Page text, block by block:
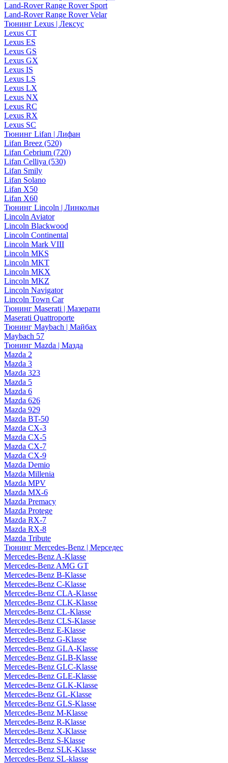
Land-Rover Range Rover Sport
Land-Rover Range Rover Velar
Тюнинг Lexus | Лексус
Lexus CT
Lexus ES
Lexus GS
Lexus GX
Lexus IS
Lexus LS
Lexus LX
Lexus NX
Lexus RC
Lexus RX
Lexus SC
Тюнинг Lifan | Лифан
Lifan Breez (520)
Lifan Cebrium (720)
Lifan Celliya (530)
Lifan Smily
Lifan Solano
Lifan X50
Lifan X60
Тюнинг Lincoln | Линкольн
Lincoln Aviator
Lincoln Blackwood
Lincoln Continental
Lincoln Mark VIII
Lincoln MKS
Lincoln MKT
Lincoln MKX
Lincoln MKZ
Lincoln Navigator
Lincoln Town Car
Тюнинг Maserati | Мазерати
Maserati Quattroporte
Тюнинг Maybach | Майбах
Maybach 57
Тюнинг Mazda | Мазда
Mazda 2
Mazda 3
Mazda 323
Mazda 5
Mazda 6
Mazda 626
Mazda 929
Mazda BT-50
Mazda CX-3
Mazda CX-5
Mazda CX-7
Mazda CX-9
Mazda Demio
Mazda Millenia
Mazda MPV
Mazda MX-6
Mazda Premacy
Mazda Protege
Mazda RX-7
Mazda RX-8
Mazda Tribute
Тюнинг Mercedes-Benz | Мерседес
Mercedes-Benz A-Klasse
Mercedes-Benz AMG GT
Mercedes-Benz B-Klasse
Mercedes-Benz C-Klasse
Mercedes-Benz CLA-Klasse
Mercedes-Benz CLK-Klasse
Mercedes-Benz CL-Klasse
Mercedes-Benz CLS-Klasse
Mercedes-Benz E-Klasse
Mercedes-Benz G-Klasse
Mercedes-Benz GLA-Klasse
Mercedes-Benz GLB-Klasse
Mercedes-Benz GLC-Klasse
Mercedes-Benz GLE-Klasse
Mercedes-Benz GLK-Klasse
Mercedes-Benz GL-Klasse
Mercedes-Benz GLS-Klasse
Mercedes-Benz M-Klasse
Mercedes-Benz R-Klasse
Mercedes-Benz X-Klasse
Mercedes-Benz S-Klasse
Mercedes-Benz SLK-Klasse
Mercedes-Benz SL-klasse